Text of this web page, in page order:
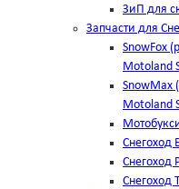
ЗиП для
Запчасти для
SnowFox
Motoland
SnowMax
Motoland
Снегоход
Снегоход
Снегоход